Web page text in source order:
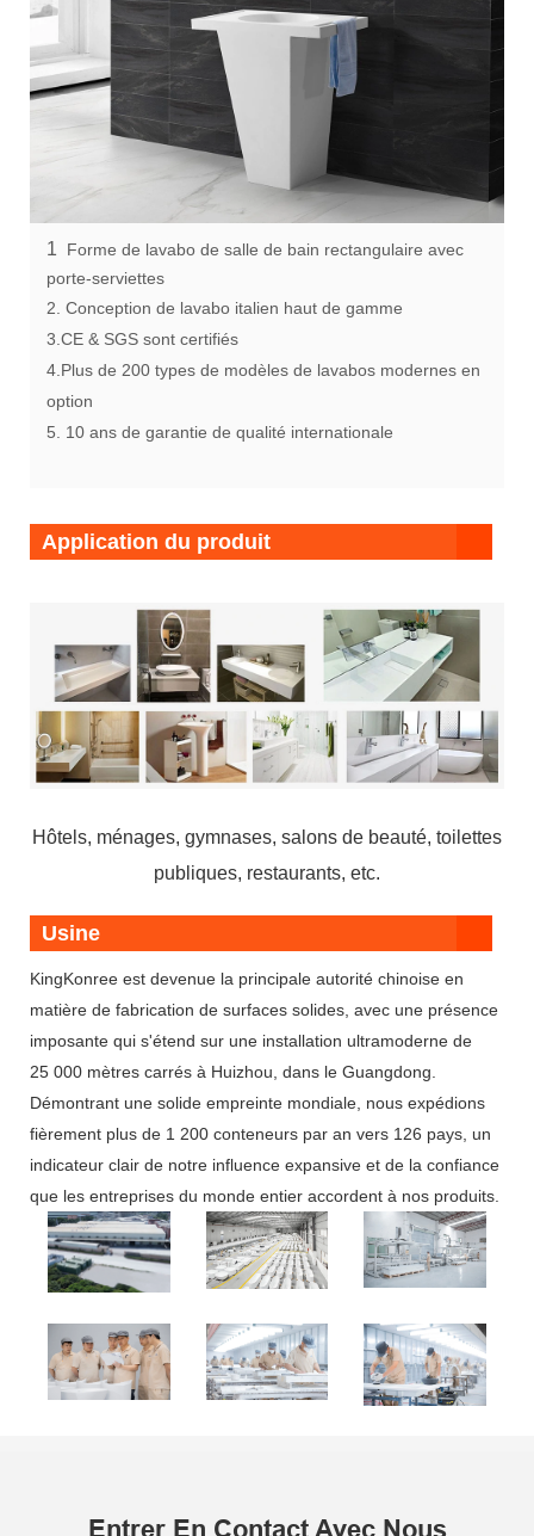
1
Forme de lavabo de salle de bain rectangulaire avec
porte-serviettes
2. Conception de lavabo italien haut de gamme
3.CE & SGS sont certifiés
4.Plus de 200 types de modèles de lavabos modernes en
option
5. 10 ans de garantie de qualité internationale
Application du produit
Hôtels, ménages, gymnases, salons de beauté, toilettes
publiques, restaurants, etc.
Usine
KingKonree est devenue la principale autorité chinoise en
matière de fabrication de surfaces solides, avec une présence
imposante qui s'étend sur une installation ultramoderne de
25 000 mètres carrés à Huizhou, dans le Guangdong.
Démontrant une solide empreinte mondiale, nous expédions
fièrement plus de 1 200 conteneurs par an vers 126 pays, un
indicateur clair de notre influence expansive et de la confiance
que les entreprises du monde entier accordent à nos produits.
Entrer En Contact Avec Nous